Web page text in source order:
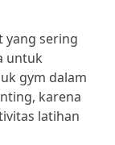
yang sering
untuk
gym dalam
karena
latihan